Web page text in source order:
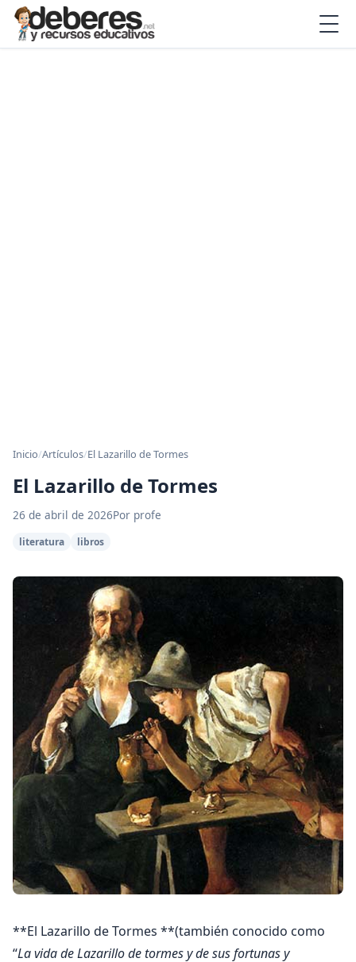
Inicio/Artículos/El Lazarillo de Tormes
El Lazarillo de Tormes
26 de abril de 2026Por profe
literatura libros
**El Lazarillo de Tormes **(también conocido como
“La vida de Lazarillo de tormes y de sus fortunas y